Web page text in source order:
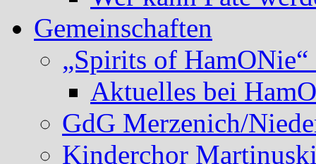
Gemeinschaften
„Spirits of HamONie“
Aktuelles bei
GdG Merzenich/
Kinderchor